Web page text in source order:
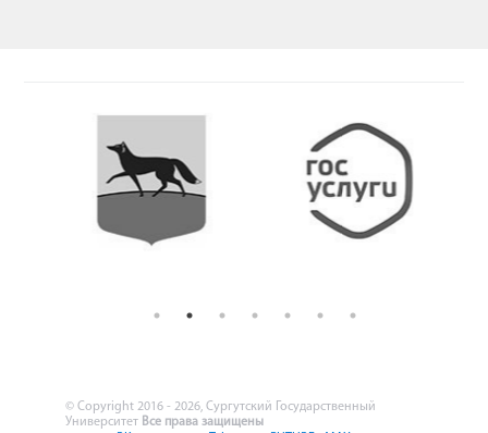
© Copyright 2016 - 2026, Сургутский Государственный
Университет Все права защищены